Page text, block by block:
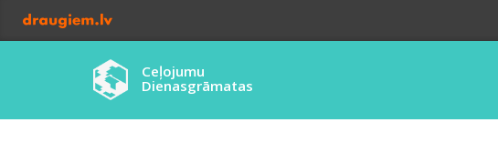
Ceļojumu
Dienasgrāmatas